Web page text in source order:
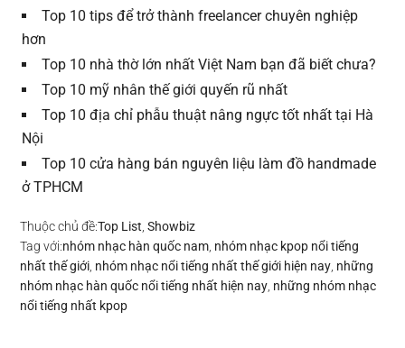
Top 10 tips để trở thành freelancer chuyên nghiệp
hơn
Top 10 nhà thờ lớn nhất Việt Nam bạn đã biết chưa?
Top 10 mỹ nhân thế giới quyến rũ nhất
Top 10 địa chỉ phẫu thuật nâng ngực tốt nhất tại Hà
Nội
Top 10 cửa hàng bán nguyên liệu làm đồ handmade
ở TPHCM
Thuộc chủ đề:Top List ,Showbiz
Tag với:nhóm nhạc hàn quốc nam nhóm nhạc kpop nổi tiếng
nhất thế giới nhóm nhạc nổi tiếng nhất thế giới hiện nay những
nhóm nhạc hàn quốc nổi tiếng nhất hiện nay những nhóm nhạc
nổi tiếng nhất kpop